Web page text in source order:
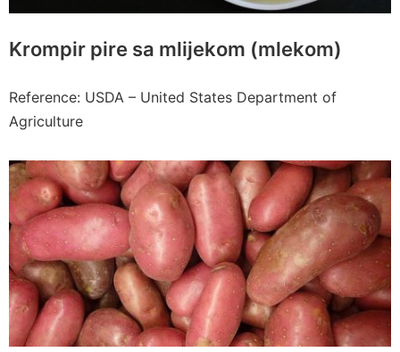
Krompir pire sa mlijekom (mlekom)
Reference: USDA – United States Department of
Agriculture